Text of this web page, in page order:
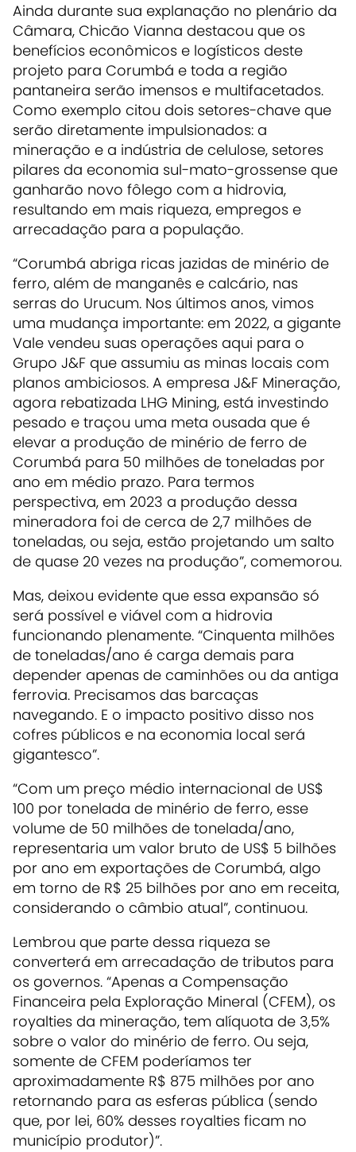
Ainda durante sua explanação no plenário da
Câmara, Chicão Vianna destacou que os
benefícios econômicos e logísticos deste
projeto para Corumbá e toda a região
pantaneira serão imensos e multifacetados.
Como exemplo citou dois setores-chave que
serão diretamente impulsionados: a
mineração e a indústria de celulose, setores
pilares da economia sul-mato-grossense que
ganharão novo fôlego com a hidrovia,
resultando em mais riqueza, empregos e
arrecadação para a população.
“Corumbá abriga ricas jazidas de minério de
ferro, além de manganês e calcário, nas
serras do Urucum. Nos últimos anos, vimos
uma mudança importante: em 2022, a gigante
Vale vendeu suas operações aqui para o
Grupo J&F que assumiu as minas locais com
planos ambiciosos. A empresa J&F Mineração,
agora rebatizada LHG Mining, está investindo
pesado e traçou uma meta ousada que é
elevar a produção de minério de ferro de
Corumbá para 50 milhões de toneladas por
ano em médio prazo. Para termos
perspectiva, em 2023 a produção dessa
mineradora foi de cerca de 2,7 milhões de
toneladas, ou seja, estão projetando um salto
de quase 20 vezes na produção”, comemorou.
Mas, deixou evidente que essa expansão só
será possível e viável com a hidrovia
funcionando plenamente. “Cinquenta milhões
de toneladas/ano é carga demais para
depender apenas de caminhões ou da antiga
ferrovia. Precisamos das barcaças
navegando. E o impacto positivo disso nos
cofres públicos e na economia local será
gigantesco”.
“Com um preço médio internacional de US$
100 por tonelada de minério de ferro, esse
volume de 50 milhões de tonelada/ano,
representaria um valor bruto de US$ 5 bilhões
por ano em exportações de Corumbá, algo
em torno de R$ 25 bilhões por ano em receita,
considerando o câmbio atual”, continuou.
Lembrou que parte dessa riqueza se
converterá em arrecadação de tributos para
os governos. “Apenas a Compensação
Financeira pela Exploração Mineral (CFEM), os
royalties da mineração, tem alíquota de 3,5%
sobre o valor do minério de ferro. Ou seja,
somente de CFEM poderíamos ter
aproximadamente R$ 875 milhões por ano
retornando para as esferas pública (sendo
que, por lei, 60% desses royalties ficam no
município produtor)”.